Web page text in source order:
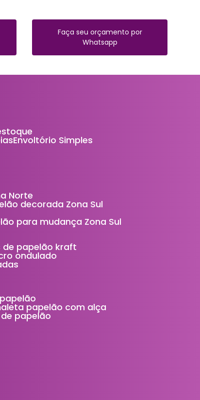
Faça seu orçamento por
Whatsapp
Envoltório Simples
Norte
decorada Zona Sul
para mudança Zona Sul
de papelão kraft
ondulado
papelão com alça
de papelão